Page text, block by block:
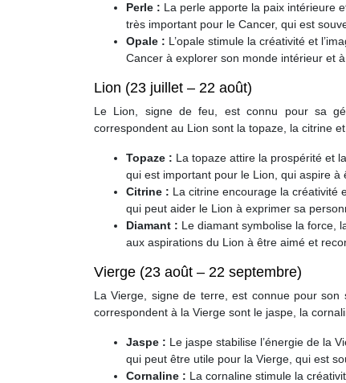
Perle : La perle apporte la paix intérieure
très important pour le Cancer, qui est
Opale : L’opale stimule la créativité et
Cancer à explorer son monde intérieur et
Lion (23 juillet – 22 août)
Le Lion, signe de feu, est connu pour sa
correspondent au Lion sont la topaze, la citrine et
Topaze : La topaze attire la prospérité et
qui est important pour le Lion, qui aspire à
Citrine : La citrine encourage la créativité
qui peut aider le Lion à exprimer sa
Diamant : Le diamant symbolise la force,
aux aspirations du Lion à être aimé et
Vierge (23 août – 22 septembre)
La Vierge, signe de terre, est connue pour
correspondent à la Vierge sont le jaspe, la
Jaspe : Le jaspe stabilise l’énergie de la
qui peut être utile pour la Vierge, qui est
Cornaline : La cornaline stimule la